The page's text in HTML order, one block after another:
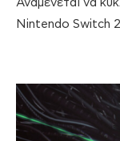
Αναμένεται να
Nintendo Switch